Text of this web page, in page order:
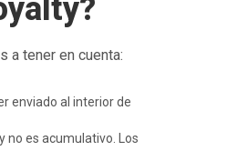
a tener en cuenta:
enviado al interior de
no es acumulativo. Los